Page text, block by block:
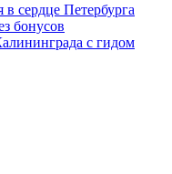
сердце Петербурга
бонусов
с гидом